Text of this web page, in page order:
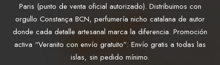
Paris (punto de venta oficial autorizado). Distribuimos con
orgullo Constança BCN, perfumería nicho catalana de autor
donde cada detalle artesanal marca la diferencia. Promoción
activa “Veranito con envío gratuito”: Envío gratis a todas las
islas, sin pedido mínimo.